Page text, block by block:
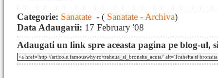
Categorie: Sanatate - ( Sanatate - Archiva)
Data Adaugarii: 17 February '08
Adaugati un link spre aceasta pagina pe blog-ul,